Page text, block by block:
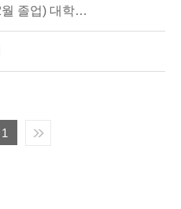
2023학년도 전기(2024년 2월 졸업) 대학원 학위청구논문 일정
1